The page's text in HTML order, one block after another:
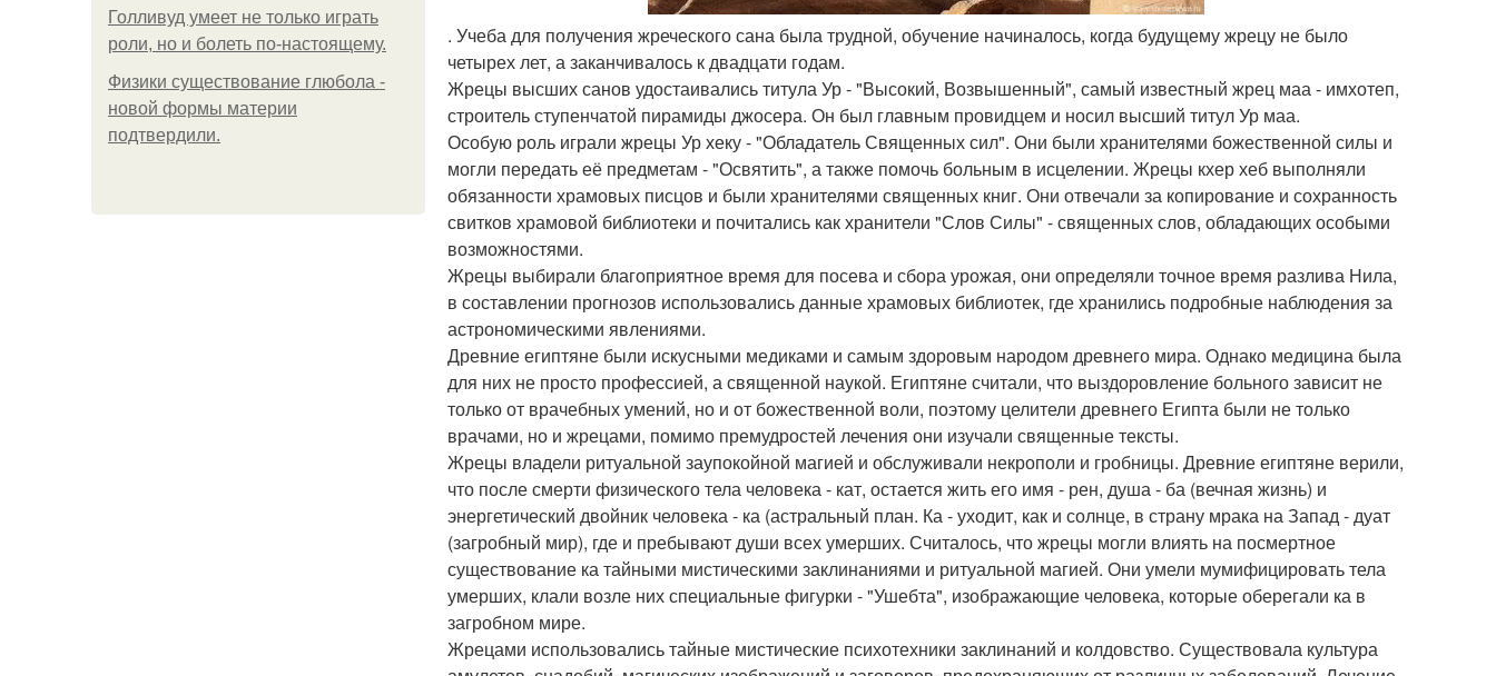
Голливуд умеет не только играть
роли, но и болеть по-настоящему.
Физики существование глюбола -
новой формы материи
подтвердили.
. Учеба для получения жреческого сана была трудной, обучение начиналось, когда будущему жрецу не было
четырех лет, а заканчивалось к двадцати годам.
Жрецы высших санов удостаивались титула Ур - "Высокий, Возвышенный", самый известный жрец маа - имхотеп,
строитель ступенчатой пирамиды джосера. Он был главным провидцем и носил высший титул Ур маа.
Особую роль играли жрецы Ур хеку - "Обладатель Священных сил". Они были хранителями божественной силы и
могли передать её предметам - "Освятить", а также помочь больным в исцелении. Жрецы кхер хеб выполняли
обязанности храмовых писцов и были хранителями священных книг. Они отвечали за копирование и сохранность
свитков храмовой библиотеки и почитались как хранители "Слов Силы" - священных слов, обладающих особыми
возможностями.
Жрецы выбирали благоприятное время для посева и сбора урожая, они определяли точное время разлива Нила,
в составлении прогнозов использовались данные храмовых библиотек, где хранились подробные наблюдения за
астрономическими явлениями.
Древние египтяне были искусными медиками и самым здоровым народом древнего мира. Однако медицина была
для них не просто профессией, а священной наукой. Египтяне считали, что выздоровление больного зависит не
только от врачебных умений, но и от божественной воли, поэтому целители древнего Египта были не только
врачами, но и жрецами, помимо премудростей лечения они изучали священные тексты.
Жрецы владели ритуальной заупокойной магией и обслуживали некрополи и гробницы. Древние египтяне верили,
что после смерти физического тела человека - кат, остается жить его имя - рен, душа - ба (вечная жизнь) и
энергетический двойник человека - ка (астральный план. Ка - уходит, как и солнце, в страну мрака на Запад - дуат
(загробный мир), где и пребывают души всех умерших. Считалось, что жрецы могли влиять на посмертное
существование ка тайными мистическими заклинаниями и ритуальной магией. Они умели мумифицировать тела
умерших, клали возле них специальные фигурки - "Ушебта", изображающие человека, которые оберегали ка в
загробном мире.
Жрецами использовались тайные мистические психотехники заклинаний и колдовство. Существовала культура